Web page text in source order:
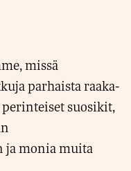
missä
parhaista raaka-
suosikit,
ja monia muita